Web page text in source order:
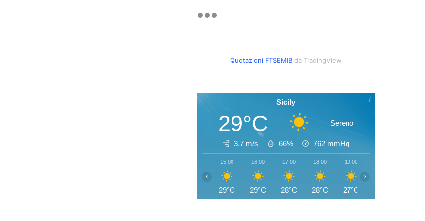
Quotazioni FTSEMIB da TradingView
Sicily
29°C Sereno
3.7 m/s 66% 762 mmHg
15:00
29°C
16:00
29°C
17:00
28°C
18:00
28°C
19:00
27°C
‹ ›